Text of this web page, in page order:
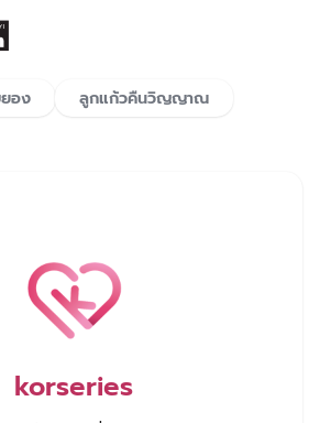
อง
ลูกแก้วคืนวิญญาณ
korseries